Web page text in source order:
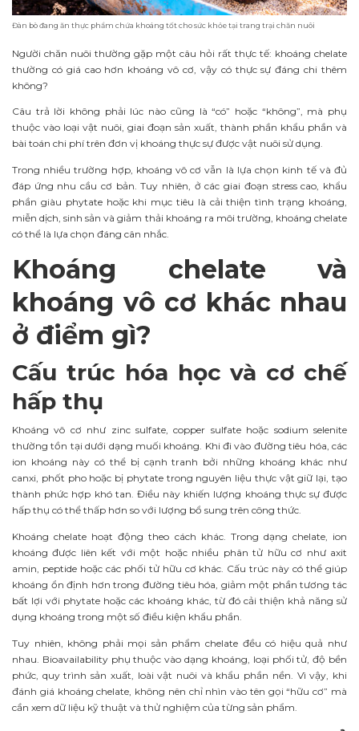
Đàn bò đang ăn thực phẩm chứa khoáng tốt cho sức khỏe tại trang trại chăn nuôi
Người chăn nuôi thường gặp một câu hỏi rất thực tế: khoáng chelate
thường có giá cao hơn khoáng vô cơ, vậy có thực sự đáng chi thêm
không?
Câu trả lời không phải lúc nào cũng là “có” hoặc “không”, mà phụ
thuộc vào loại vật nuôi, giai đoạn sản xuất, thành phần khẩu phần và
bài toán chi phí trên đơn vị khoáng thực sự được vật nuôi sử dụng.
Trong nhiều trường hợp, khoáng vô cơ vẫn là lựa chọn kinh tế và đủ
đáp ứng nhu cầu cơ bản. Tuy nhiên, ở các giai đoạn stress cao, khẩu
phần giàu phytate hoặc khi mục tiêu là cải thiện tình trạng khoáng,
miễn dịch, sinh sản và giảm thải khoáng ra môi trường, khoáng chelate
có thể là lựa chọn đáng cân nhắc.
Khoáng chelate và
khoáng vô cơ khác nhau
ở điểm gì?
Cấu trúc hóa học và cơ chế
hấp thụ
Khoáng vô cơ như zinc sulfate, copper sulfate hoặc sodium selenite
thường tồn tại dưới dạng muối khoáng. Khi đi vào đường tiêu hóa, các
ion khoáng này có thể bị cạnh tranh bởi những khoáng khác như
canxi, phốt pho hoặc bị phytate trong nguyên liệu thực vật giữ lại, tạo
thành phức hợp khó tan. Điều này khiến lượng khoáng thực sự được
hấp thụ có thể thấp hơn so với lượng bổ sung trên công thức.
Khoáng chelate hoạt động theo cách khác. Trong dạng chelate, ion
khoáng được liên kết với một hoặc nhiều phân tử hữu cơ như axit
amin, peptide hoặc các phối tử hữu cơ khác. Cấu trúc này có thể giúp
khoáng ổn định hơn trong đường tiêu hóa, giảm một phần tương tác
bất lợi với phytate hoặc các khoáng khác, từ đó cải thiện khả năng sử
dụng khoáng trong một số điều kiện khẩu phần.
Tuy nhiên, không phải mọi sản phẩm chelate đều có hiệu quả như
nhau. Bioavailability phụ thuộc vào dạng khoáng, loại phối tử, độ bền
phức, quy trình sản xuất, loài vật nuôi và khẩu phần nền. Vì vậy, khi
đánh giá khoáng chelate, không nên chỉ nhìn vào tên gọi “hữu cơ” mà
cần xem dữ liệu kỹ thuật và thử nghiệm của từng sản phẩm.